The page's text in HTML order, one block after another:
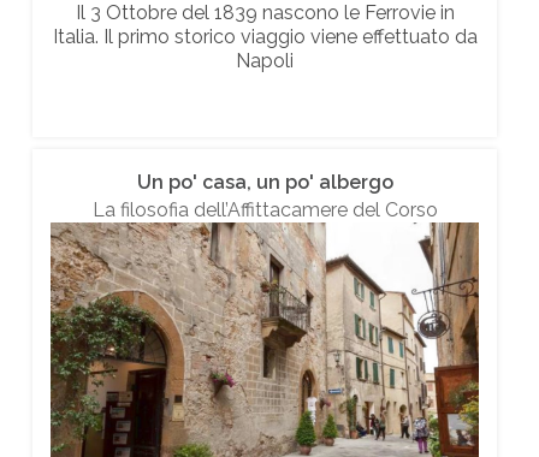
Il 3 Ottobre del 1839 nascono le Ferrovie in
Italia. Il primo storico viaggio viene effettuato da
Napoli
Un po' casa, un po' albergo
La filosofia dell’Affittacamere del Corso